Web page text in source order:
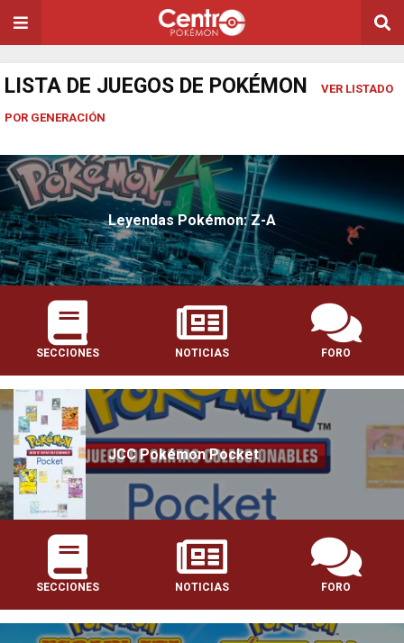
LISTA DE JUEGOS DE POKÉMON VER LISTADO
POR GENERACIÓN
Leyendas Pokémon: Z-A
SECCIONES NOTICIAS FORO
JCC Pokémon Pocket
SECCIONES NOTICIAS FORO